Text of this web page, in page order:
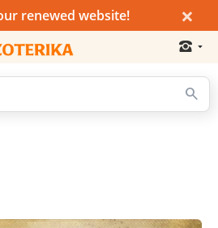
renewed website! ×